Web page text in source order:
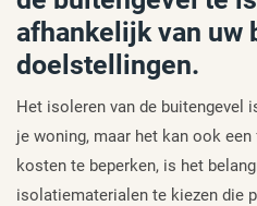
afhankelijk van uw
doelstellingen.
Het isoleren van de buitengevel
je woning, maar het kan ook
kosten te beperken, is het
isolatiematerialen te kiezen die